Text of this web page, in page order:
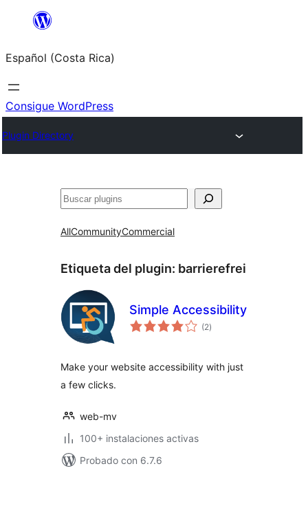
Saltar
contenido
Español (Costa Rica)
Consigue WordPress
Plugin Directory
Buscar
AllCommunityCommercial
Etiqueta del plugin: barrierefrei
Simple Accessibility
(2total
de
)
Make your website accessibility with just
a few clicks.
web-mv
100+ instalaciones activas
Probado con 6.7.6